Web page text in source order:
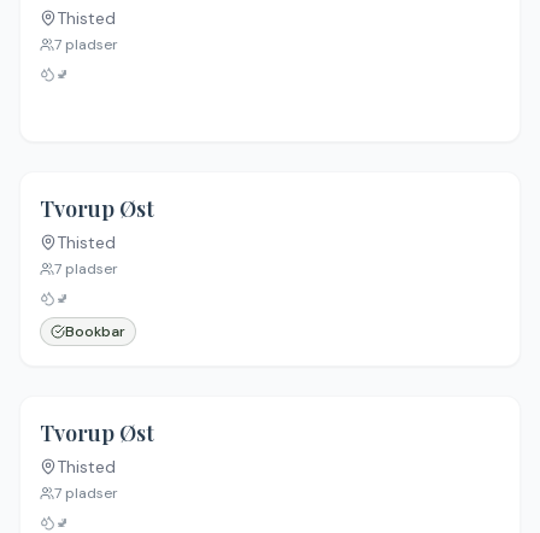
Thisted
7 pladser
🚽
Tvorup Øst
Thisted
7 pladser
🚽
Bookbar
Tvorup Øst
Thisted
7 pladser
🚽